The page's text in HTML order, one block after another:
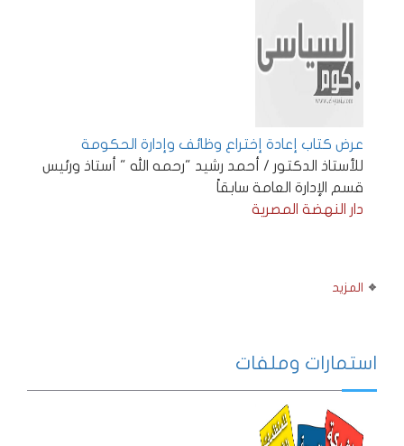
عرض كتاب إعادة إختراع وظائف وإدارة الحكومة
للأستاذ الدكتور / أحمد رشيد "رحمه الله " أستاذ ورئيس
قسم الإدارة العامة سابقاً
دار النهضة المصرية
المزيد
استمارات وملفات